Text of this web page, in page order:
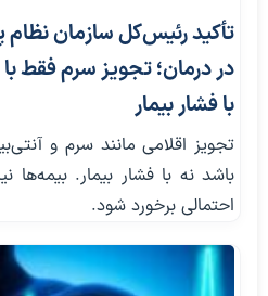
تأکید رئیس‌کل سازمان نظام
در درمان؛ تجویز سرم فقط
با فشار بیمار
تجویز اقلامی مانند سرم و
باشد نه با فشار بیمار. بیمه‌ها
احتمالی برخورد شود.